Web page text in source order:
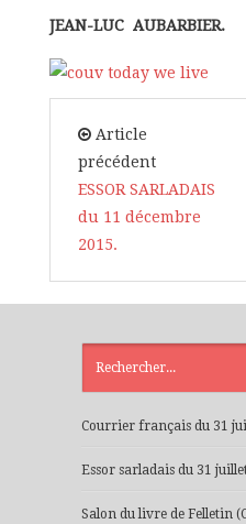
JEAN-LUC AUBARBIER.
Article
précédent
ESSOR SARLADAIS
du 11 décembre
2015.
Courrier français du 31
Essor sarladais du 31
Salon du livre de Felletin